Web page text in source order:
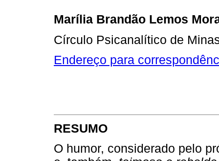
Marília Brandão Lemos
Círculo Psicanalítico de
Endereço para
RESUMO
O humor, considerado pelo